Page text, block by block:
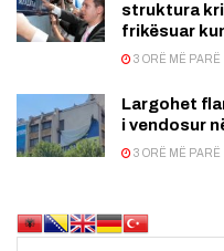
struktura
frikësuar
3 ORË MË PARË
Largohet
i vendosur
3 ORË MË PARË